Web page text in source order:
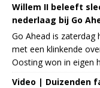
Willem II beleeft
nederlaag bij Go
Go Ahead is zaterdag
met een klinkende
Oosting won in eigen
Video | Duizenden